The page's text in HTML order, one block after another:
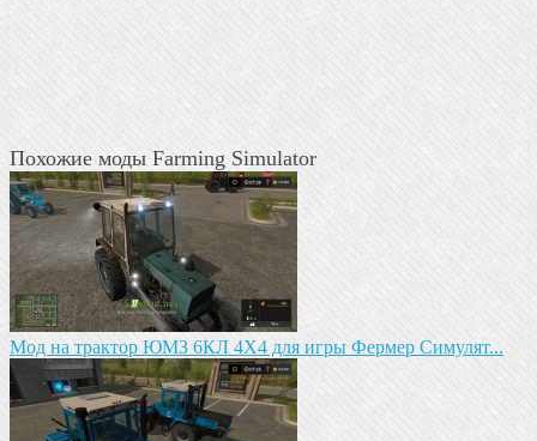
Похожие моды Farming Simulator
Мод на трактор ЮМЗ 6КЛ 4X4 для игры Фермер Симулят...